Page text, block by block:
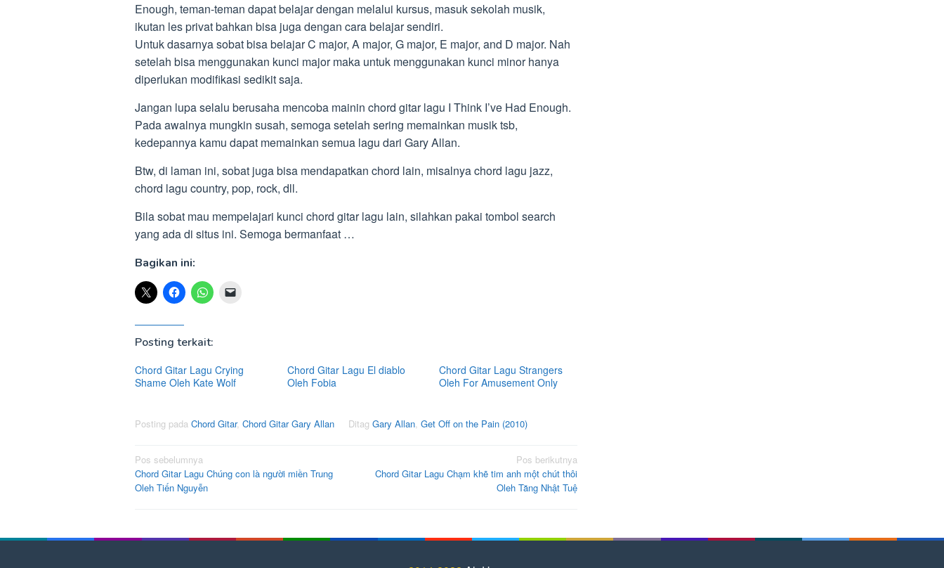
Enough, teman-teman dapat belajar dengan melalui kursus, masuk sekolah musik,
ikutan les privat bahkan bisa juga dengan cara belajar sendiri.
Untuk dasarnya sobat bisa belajar C major, A major, G major, E major, and D major. Nah
setelah bisa menggunakan kunci major maka untuk menggunakan kunci minor hanya
diperlukan modifikasi sedikit saja.
Jangan lupa selalu berusaha mencoba mainin chord gitar lagu I Think I’ve Had Enough.
Pada awalnya mungkin susah, semoga setelah sering memainkan musik tsb,
kedepannya kamu dapat memainkan semua lagu dari Gary Allan.
Btw, di laman ini, sobat juga bisa mendapatkan chord lain, misalnya chord lagu jazz,
chord lagu country, pop, rock, dll.
Bila sobat mau mempelajari kunci chord gitar lagu lain, silahkan pakai tombol search
yang ada di situs ini. Semoga bermanfaat …
Bagikan ini:
Posting terkait:
Chord Gitar Lagu Crying
Shame Oleh Kate Wolf
Chord Gitar Lagu El diablo
Oleh Fobia
Chord Gitar Lagu Strangers
Oleh For Amusement Only
Posting pada Chord Gitar, Chord Gitar Gary Allan Ditag Gary Allan, Get Off on the Pain (2010)
Navigasi
pos
Pos sebelumnya
Chord Gitar Lagu Chúng con là người miền Trung
Oleh Tiến Nguyễn
Pos berikutnya
Chord Gitar Lagu Chạm khẽ tim anh một chút thôi
Oleh Tăng Nhật Tuệ